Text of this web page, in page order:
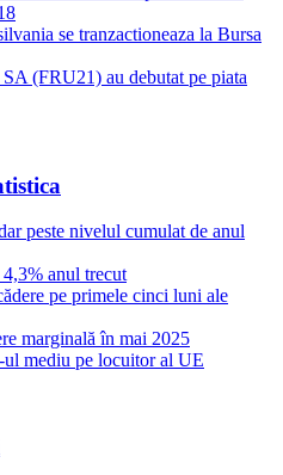
se tranzactioneaza la Bursa
(FRU21) au debutat pe piata
peste nivelul cumulat de anul
anul trecut
pe primele cinci luni ale
marginală în mai 2025
mediu pe locuitor al UE